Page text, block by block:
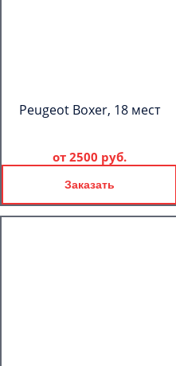
Peugeot Boxer, 18 мест
от 2500 руб.
Заказать